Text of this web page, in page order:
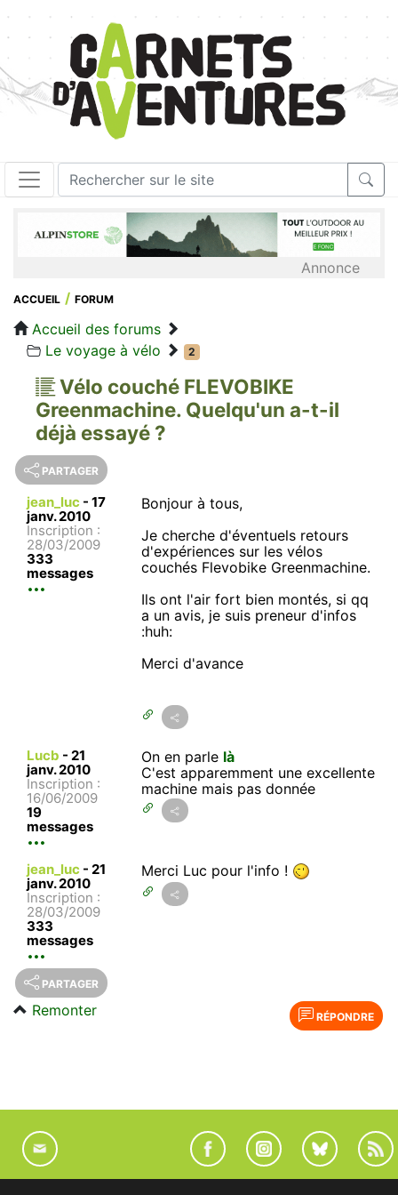
Annonce
ACCUEIL FORUM
Accueil des forums
Le voyage à vélo
2
Vélo couché FLEVOBIKE
Greenmachine. Quelqu'un a-t-il
déjà essayé ?
PARTAGER
jean_luc - 17
janv. 2010
Inscription :
28/03/2009
333
messages
Bonjour à tous,
Je cherche d'éventuels retours
d'expériences sur les vélos
couchés Flevobike Greenmachine.
Ils ont l'air fort bien montés, si qq
a un avis, je suis preneur d'infos
:huh:
Merci d'avance
Lucb - 21
janv. 2010
Inscription :
16/06/2009
19
messages
On en parle là
C'est apparemment une excellente
machine mais pas donnée
jean_luc - 21
janv. 2010
Inscription :
28/03/2009
333
messages
Merci Luc pour l'info !
PARTAGER
RÉPONDRE
Remonter